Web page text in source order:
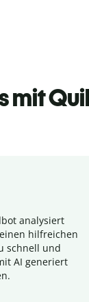
mit
analysiert
hilfreichen
schnell und
AI generiert